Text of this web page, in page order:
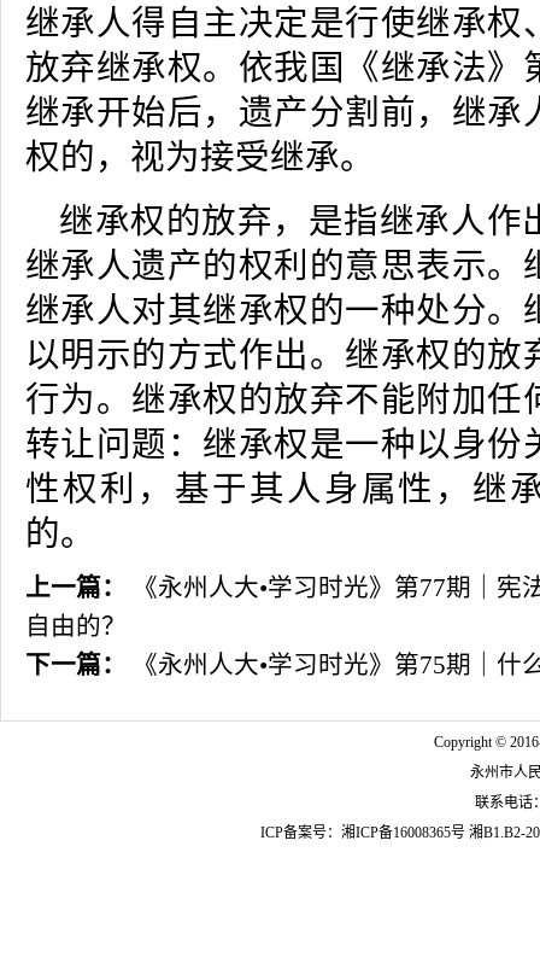
继承人得自主决定是行使继承权
放弃继承权。依我国《继承法》
继承开始后，遗产分割前，继承
权的，视为接受继承。
继承权的放弃，是指继承人作
继承人遗产的权利的意思表示。
继承人对其继承权的一种处分。
以明示的方式作出。继承权的放
行为。继承权的放弃不能附加任
转让问题：继承权是一种以身份
性权利，基于其人身属性，继
的。
上一篇：
《永州人大•学习时光》第77期｜
自由的？
下一篇：
《永州人大•学习时光》第75期｜什
Copyright ©
永州市人
联系电话
ICP备案号： 湘ICP备16008365号 湘B1.B2-